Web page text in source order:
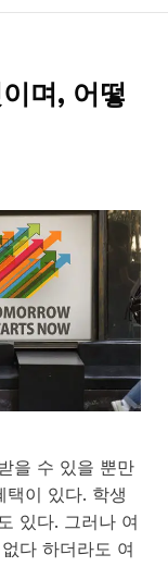
며, 어떻
을 수 있을 뿐만
이 있다. 학생
있다. 그러나 여
다 하더라도 여